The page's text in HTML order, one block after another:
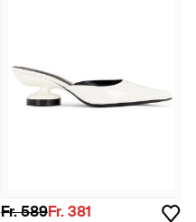
Fr. 589Fr. 381